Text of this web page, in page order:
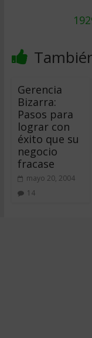
Gerencia
Bizarra:
Pasos para
lograr con
éxito que su
negocio
fracase
mayo 20, 2004
14